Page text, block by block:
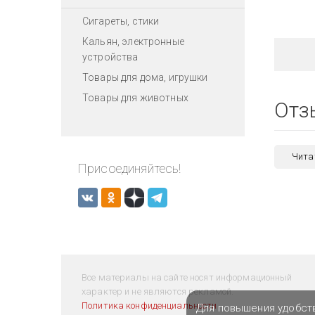
Сигареты, стики
Кальян, электронные
устройства
Товары для дома, игрушки
Товары для животных
Присоединяйтесь!
Все материалы на сайте носят информационный
характер и не являются рекламой.
Политика конфиденциальностиДля повышения